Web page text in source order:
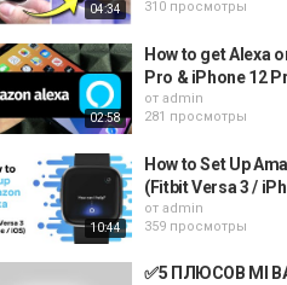
04:34
310 просмотры
02:58
How to get Alexa
Pro & iPhone 12
от admin
281 просмотры
10:44
How to Set Up
(Fitbit Versa 3 /
от admin
359 просмотры
✅5 ПЛЮСОВ MI